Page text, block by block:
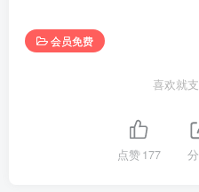
会员免费
喜欢就
点赞177